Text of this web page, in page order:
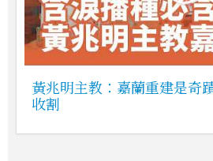
黃兆明主教：嘉蘭重建是奇
收割